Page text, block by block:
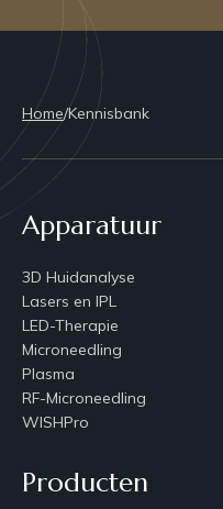
Home/Kennisbank
Apparatuur
3D Huidanalyse
Lasers en IPL
LED-Therapie
Microneedling
Plasma
RF-Microneedling
WISHPro
Producten